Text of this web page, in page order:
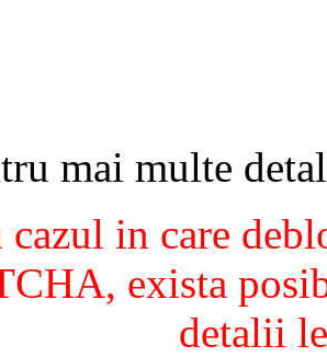
mai multe
cazul in care
exista
detalii